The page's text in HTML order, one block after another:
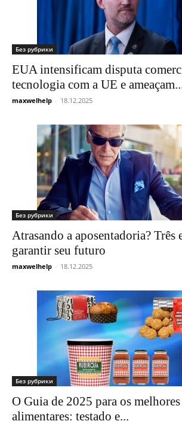
Без рубрики
EUA intensificam disputa
tecnologia com a UE e
maxwelhelp - 18.12.2025
Без рубрики
Atrasando a aposentadoria? Três
garantir seu futuro
maxwelhelp - 18.12.2025
Без рубрики
O Guia de 2025 para os melhores
alimentares: testado e...